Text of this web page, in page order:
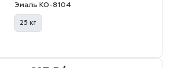
Эмаль КО-8104
25 кг